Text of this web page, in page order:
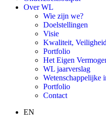
Over WL
Wie zijn we?
Doelstellingen
Visie
Kwaliteit,
Portfolio
Het Eigen
WL jaarverslag
Wetenschappelijke
Portfolio
Contact
EN